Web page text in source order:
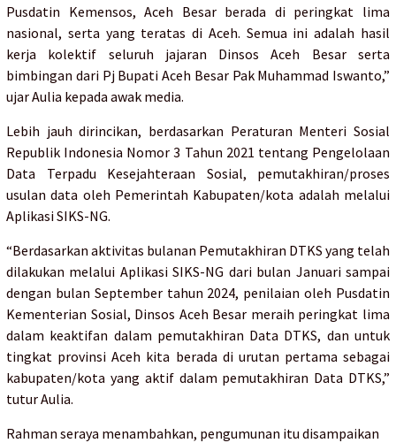
Pusdatin Kemensos, Aceh Besar berada di peringkat lima
nasional, serta yang teratas di Aceh. Semua ini adalah hasil
kerja kolektif seluruh jajaran Dinsos Aceh Besar serta
bimbingan dari Pj Bupati Aceh Besar Pak Muhammad Iswanto,”
ujar Aulia kepada awak media.
Lebih jauh dirincikan, berdasarkan Peraturan Menteri Sosial
Republik Indonesia Nomor 3 Tahun 2021 tentang Pengelolaan
Data Terpadu Kesejahteraan Sosial, pemutakhiran/proses
usulan data oleh Pemerintah Kabupaten/kota adalah melalui
Aplikasi SIKS-NG.
“Berdasarkan aktivitas bulanan Pemutakhiran DTKS yang telah
dilakukan melalui Aplikasi SIKS-NG dari bulan Januari sampai
dengan bulan September tahun 2024, penilaian oleh Pusdatin
Kementerian Sosial, Dinsos Aceh Besar meraih peringkat lima
dalam keaktifan dalam pemutakhiran Data DTKS, dan untuk
tingkat provinsi Aceh kita berada di urutan pertama sebagai
kabupaten/kota yang aktif dalam pemutakhiran Data DTKS,”
tutur Aulia.
Rahman seraya menambahkan, pengumunan itu disampaikan